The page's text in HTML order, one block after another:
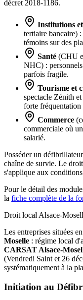
décret 2018-1186.
Institutions
tertiaire bancaire)
témoins sur des
Santé (CHU
NHC) :
parfois fragile.
Tourisme et
spectacle Zénith
forte fréquentation
Commerce
commerciale où
salarié.
Posséder un
chaîne de survie. Le
s'applique aux
Pour le détail des
la fiche complète de la
Droit local Alsace-
Les entreprises situées
Moselle : régime local
CARSAT Alsace-
(Vendredi Saint et 26
systématiquement à la
Initiation au